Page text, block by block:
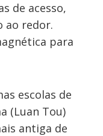
de acesso,
ao redor.
para
escolas de
(Luan Tou)
antiga de